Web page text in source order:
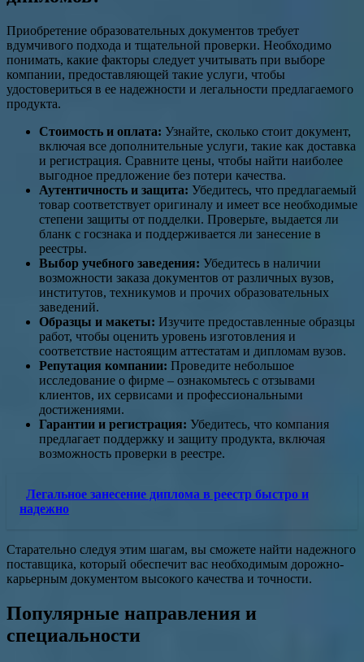
Приобретение образовательных документов требует
вдумчивого подхода и тщательной проверки. Необходимо
понимать, какие факторы следует учитывать при выборе
компании, предоставляющей такие услуги, чтобы
удостовериться в ее надежности и легальности предлагаемого
продукта.
Стоимость и оплата: Узнайте, сколько стоит документ,
включая все дополнительные услуги, такие как доставка
и регистрация. Сравните цены, чтобы найти наиболее
выгодное предложение без потери качества.
Аутентичность и защита: Убедитесь, что предлагаемый
товар соответствует оригиналу и имеет все необходимые
степени защиты от подделки. Проверьте, выдается ли
бланк с госзнака и поддерживается ли занесение в
реестры.
Выбор учебного заведения: Убедитесь в наличии
возможности заказа документов от различных вузов,
институтов, техникумов и прочих образовательных
заведений.
Образцы и макеты: Изучите предоставленные образцы
работ, чтобы оценить уровень изготовления и
соответствие настоящим аттестатам и дипломам вузов.
Репутация компании: Проведите небольшое
исследование о фирме – ознакомьтесь с отзывами
клиентов, их сервисами и профессиональными
достижениями.
Гарантии и регистрация: Убедитесь, что компания
предлагает поддержку и защиту продукта, включая
возможность проверки в реестре.
Легальное занесение диплома в реестр быстро и
надежно
Старательно следуя этим шагам, вы сможете найти надежного
поставщика, который обеспечит вас необходимым дорожно-
карьерным документом высокого качества и точности.
Популярные направления и
специальности